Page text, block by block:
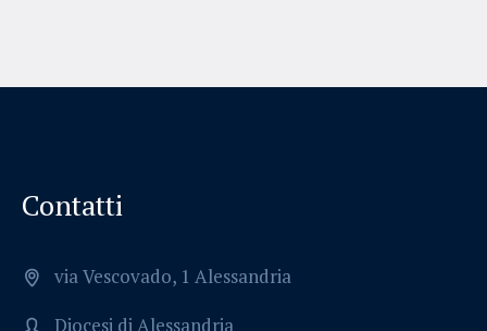
Contatti
via Vescovado, 1 Alessandria
Diocesi di Alessandria